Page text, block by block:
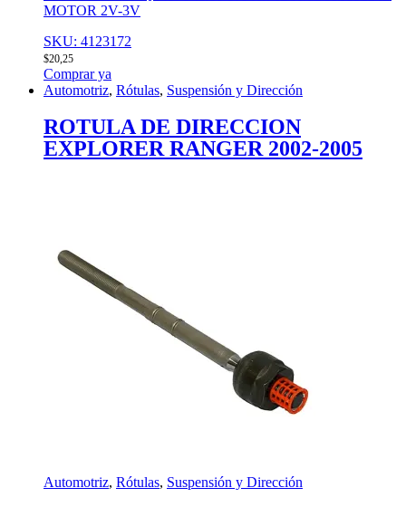
MOTOR 2V-3V
SKU: 4123172
$20,25
Comprar ya
Automotriz, Rótulas, Suspensión y Dirección
ROTULA DE DIRECCION
EXPLORER RANGER 2002-2005
Automotriz, Rótulas, Suspensión y Dirección